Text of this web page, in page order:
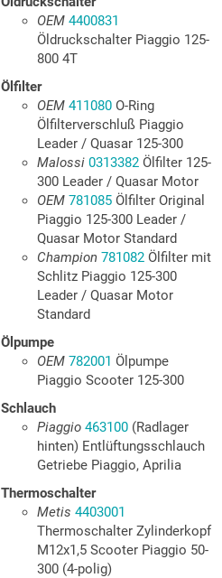
OEM 4400831
Öldruckschalter Piaggio 125-
800 4T
Ölfilter
OEM 411080O-Ring
Ölfilterverschluß Piaggio
Leader / Quasar 125-300
Malossi 0313382Ölfilter 125-
300 Leader / Quasar Motor
OEM 781085Ölfilter Original
Piaggio 125-300 Leader /
Quasar Motor Standard
Champion 781082Ölfilter mit
Schlitz Piaggio 125-300
Leader / Quasar Motor
Standard
Ölpumpe
OEM 782001 Ölpumpe
Piaggio Scooter 125-300
Schlauch
Piaggio 463100(Radlager
hinten) Entlüftungsschlauch
Getriebe Piaggio, Aprilia
Thermoschalter
Metis 4403001
Thermoschalter Zylinderkopf
M12x1,5 Scooter Piaggio 50-
300 (4-polig)